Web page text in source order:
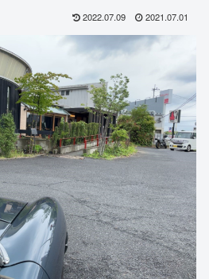
2022.07.09 2021.07.01